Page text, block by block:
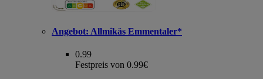
Angebot: Allmikäs Emmentaler*
0.99
Festpreis von 0.99€